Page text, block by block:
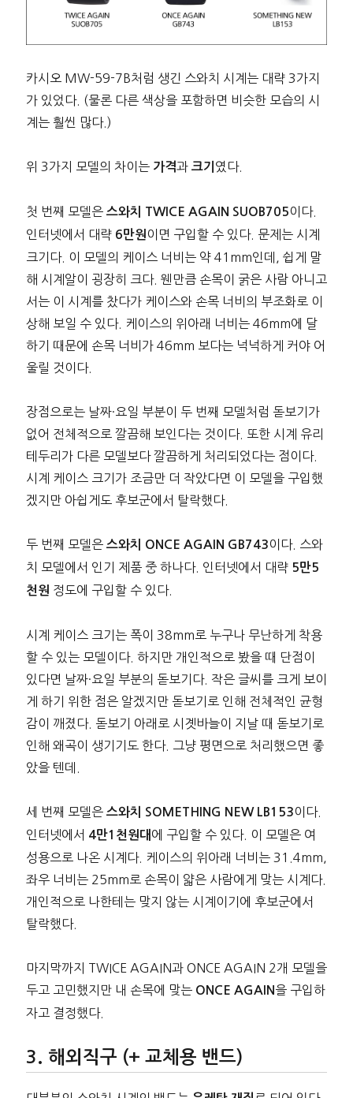
카시오 MW-59-7B처럼 생긴 스와치 시계는 대략 3가지
가 있었다. (물론 다른 색상을 포함하면 비슷한 모습의 시
계는 훨씬 많다.)
위 3가지 모델의 차이는 가격과 크기 였다.
첫 번째 모델은 스와치 TWICE AGAIN SUOB705 이다.
인터넷에서 대략 6만원 이면 구입할 수 있다. 문제는 시계
크기다. 이 모델의 케이스 너비는 약 41mm인데, 쉽게 말
해 시계알이 굉장히 크다. 웬만큼 손목이 굵은 사람 아니고
서는 이 시계를 찼다가 케이스와 손목 너비의 부조화로 이
상해 보일 수 있다. 케이스의 위아래 너비는 46mm에 달
하기 때문에 손목 너비가 46mm 보다는 넉넉하게 커야 어
울릴 것이다.
장점으로는 날짜·요일 부분이 두 번째 모델처럼 돋보기가
없어 전체적으로 깔끔해 보인다는 것이다. 또한 시계 유리
테두리가 다른 모델보다 깔끔하게 처리되었다는 점이다.
시계 케이스 크기가 조금만 더 작았다면 이 모델을 구입했
겠지만 아쉽게도 후보군에서 탈락했다.
두 번째 모델은 스와치 ONCE AGAIN GB743 이다. 스와
치 모델에서 인기 제품 중 하나다. 인터넷에서 대략 5만5
천원 정도에 구입할 수 있다.
시계 케이스 크기는 폭이 38mm로 누구나 무난하게 착용
할 수 있는 모델이다. 하지만 개인적으로 봤을 때 단점이
있다면 날짜·요일 부분의 돋보기다. 작은 글씨를 크게 보이
게 하기 위한 점은 알겠지만 돋보기로 인해 전체적인 균형
감이 깨졌다. 돋보기 아래로 시곗바늘이 지날 때 돋보기로
인해 왜곡이 생기기도 한다. 그냥 평면으로 처리했으면 좋
았을 텐데.
세 번째 모델은 스와치 SOMETHING NEW LB153 이다.
인터넷에서 4만1천원대 에 구입할 수 있다. 이 모델은 여
성용으로 나온 시계다. 케이스의 위아래 너비는 31.4mm,
좌우 너비는 25mm로 손목이 얇은 사람에게 맞는 시계다.
개인적으로 나한테는 맞지 않는 시계이기에 후보군에서
탈락했다.
마지막까지 TWICE AGAIN과 ONCE AGAIN 2개 모델을
두고 고민했지만 내 손목에 맞는 ONCE AGAIN 을 구입하
자고 결정했다.
해외직구 (+ 교체용 밴드)